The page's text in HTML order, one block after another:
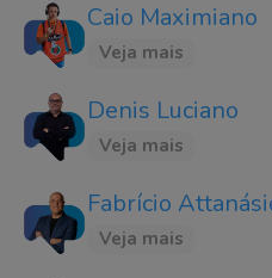
Caio Maximiano
Veja mais
Denis Luciano
Veja mais
Fabrício
Veja mais